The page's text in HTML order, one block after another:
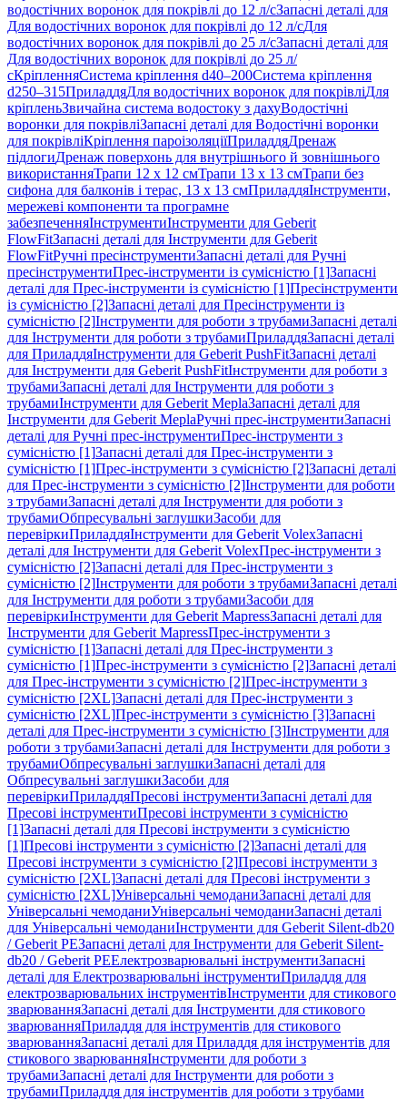
водостічних воронок для покрівлі до 12 л/сЗапасні деталі для
Для водостічних воронок для покрівлі до 12 л/сДля
водостічних воронок для покрівлі до 25 л/сЗапасні деталі для
Для водостічних воронок для покрівлі до 25 л/
сКріпленняСистема кріплення d40–200Система кріплення
d250–315ПриладдяДля водостічних воронок для покрівліДля
кріпленьЗвичайна система водостоку з дахуВодостічні
воронки для покрівліЗапасні деталі для Водостічні воронки
для покрівліКріплення пароізоляціїПриладдяДренаж
підлогиДренаж поверхонь для внутрішнього й зовнішнього
використанняТрапи 12 x 12 смТрапи 13 x 13 смТрапи без
сифона для балконів і терас, 13 x 13 смПриладдяІнструменти,
мережеві компоненти та програмне
забезпеченняІнструментиІнструменти для Geberit
FlowFitЗапасні деталі для Інструменти для Geberit
FlowFitРучні пресінструментиЗапасні деталі для Ручні
пресінструментиПрес-інструменти із сумісністю [1]Запасні
деталі для Прес-інструменти із сумісністю [1]Пресінструменти
із сумісністю [2]Запасні деталі для Пресінструменти із
сумісністю [2]Інструменти для роботи з трубамиЗапасні деталі
для Інструменти для роботи з трубамиПриладдяЗапасні деталі
для ПриладдяІнструменти для Geberit PushFitЗапасні деталі
для Інструменти для Geberit PushFitІнструменти для роботи з
трубамиЗапасні деталі для Інструменти для роботи з
трубамиІнструменти для Geberit MeplaЗапасні деталі для
Інструменти для Geberit MeplaРучні прес-інструментиЗапасні
деталі для Ручні прес-інструментиПрес-інструменти з
сумісністю [1]Запасні деталі для Прес-інструменти з
сумісністю [1]Прес-інструменти з сумісністю [2]Запасні деталі
для Прес-інструменти з сумісністю [2]Інструменти для роботи
з трубамиЗапасні деталі для Інструменти для роботи з
трубамиОбпресувальні заглушкиЗасоби для
перевіркиПриладдяІнструменти для Geberit VolexЗапасні
деталі для Інструменти для Geberit VolexПрес-інструменти з
сумісністю [2]Запасні деталі для Прес-інструменти з
сумісністю [2]Інструменти для роботи з трубамиЗапасні деталі
для Інструменти для роботи з трубамиЗасоби для
перевіркиІнструменти для Geberit MapressЗапасні деталі для
Інструменти для Geberit MapressПрес-інструменти з
сумісністю [1]Запасні деталі для Прес-інструменти з
сумісністю [1]Прес-інструменти з сумісністю [2]Запасні деталі
для Прес-інструменти з сумісністю [2]Прес-інструменти з
сумісністю [2XL]Запасні деталі для Прес-інструменти з
сумісністю [2XL]Прес-інструменти з сумісністю [3]Запасні
деталі для Прес-інструменти з сумісністю [3]Інструменти для
роботи з трубамиЗапасні деталі для Інструменти для роботи з
трубамиОбпресувальні заглушкиЗапасні деталі для
Обпресувальні заглушкиЗасоби для
перевіркиПриладдяПресові інструментиЗапасні деталі для
Пресові інструментиПресові інструменти з сумісністю
[1]Запасні деталі для Пресові інструменти з сумісністю
[1]Пресові інструменти з сумісністю [2]Запасні деталі для
Пресові інструменти з сумісністю [2]Пресові інструменти з
сумісністю [2XL]Запасні деталі для Пресові інструменти з
сумісністю [2XL]Універсальні чемоданиЗапасні деталі для
Універсальні чемоданиУніверсальні чемоданиЗапасні деталі
для Універсальні чемоданиІнструменти для Geberit Silent-db20
/ Geberit PEЗапасні деталі для Інструменти для Geberit Silent-
db20 / Geberit PEЕлектрозварювальні інструментиЗапасні
деталі для Електрозварювальні інструментиПриладдя для
електрозварювальних інструментівІнструменти для стикового
зварюванняЗапасні деталі для Інструменти для стикового
зварюванняПриладдя для інструментів для стикового
зварюванняЗапасні деталі для Приладдя для інструментів для
стикового зварюванняІнструменти для роботи з
трубамиЗапасні деталі для Інструменти для роботи з
трубамиПриладдя для інструментів для роботи з трубами